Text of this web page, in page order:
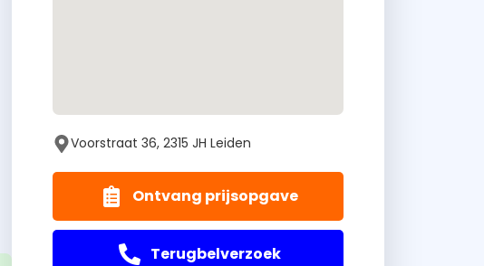
Voorstraat 36, 2315 JH Leiden
Ontvang prijsopgave
Terugbelverzoek